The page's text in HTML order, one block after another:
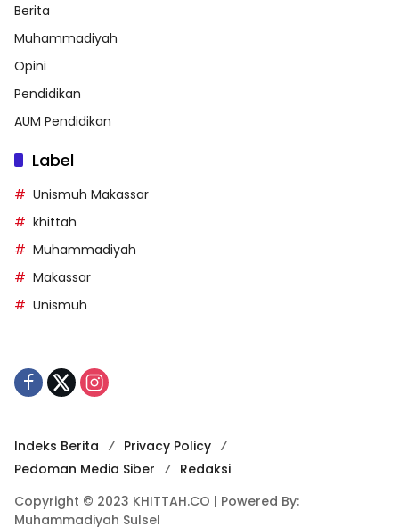
Berita
Muhammadiyah
Opini
Pendidikan
AUM Pendidikan
Label
Unismuh Makassar
khittah
Muhammadiyah
Makassar
Unismuh
Indeks Berita
Privacy Policy
Pedoman Media Siber
Redaksi
Copyright © 2023 KHITTAH.CO | Powered By:
Muhammadiyah Sulsel